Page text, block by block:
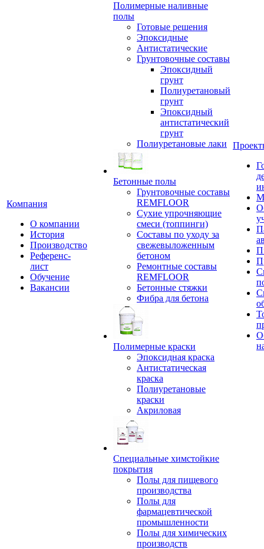
Компания
О компании
История
Производство
Референс-
лист
Обучение
Вакансии
Полимерные наливные
полы
Готовые решения
Эпоксидные
Антистатические
Грунтовочные составы
Эпоксидный
грунт
Полиуретановый
грунт
Эпоксидный
антистатический
грунт
Полиуретановые лаки
Бетонные полы
Грунтовочные составы
REMFLOOR
Сухие упрочняющие
смеси (топпинги)
Составы по уходу за
свежевыложенным
бетоном
Ремонтные составы
REMFLOOR
Бетонные стяжки
Фибра для бетона
Полимерные краски
Эпоксидная краска
Антистатическая
краска
Полиуретановые
краски
Акриловая
Специальные химстойкие
покрытия
Полы для пищевого
производства
Полы для
фармацевтической
промышленности
Полы для химических
производств